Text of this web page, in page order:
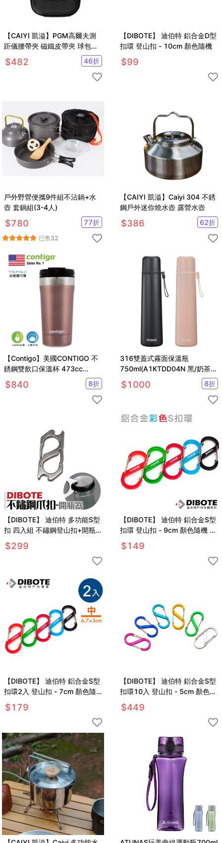
【CAIYI 凱溢】PGM高爾夫測
距儀腰帶夾 磁鐵皮帶夾 球包卡
扣磁吸 硬殼保護套
$482 46折
【DIBOTE】 迪伯特 鋁合金D型
扣環 登山扣 - 10cm 顏色隨機
$99
戶外野營便攜9件組不沾鍋+水
壺 套鍋組(3-4人)
$780 77折
已售32
【CAIYI 凱溢】Caiyi 304 不銹
鋼戶外迷你燒水壺 露營水壺
$386 62折
【Contigo】美國CONTIGO 不
銹鋼雙飲口保溫杯 473cc
(16oz)
$840 8折
316雙蓋式霧面保溫瓶
750ml(A1KTDD04N 黑/奶茶
色/水壺/真空保溫瓶)
$1000 8折
【DIBOTE】 迪伯特 多功能S型
扣 四入組 不鏽鋼登山扣+開瓶
器 登山掛扣S爪扣
$299
【DIBOTE】 迪伯特 鋁合金S型
扣環 登山扣 - 9cm 顏色隨機 大
款
$149
【DIBOTE】 迪伯特 鋁合金S型
扣環2入 登山扣 - 7cm 顏色隨
機 中款
$179
【DIBOTE】 迪伯特 鋁合金S型
扣環10入 登山扣 - 5cm 顏色隨
機 小款
$449